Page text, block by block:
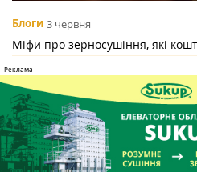
Блоги 3 червня
Міфи про зерносушіння, які